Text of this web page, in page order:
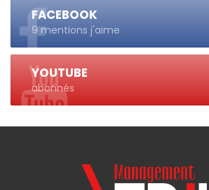
FACEBOOK
9 mentions j'aime
YOUTUBE
abonnés